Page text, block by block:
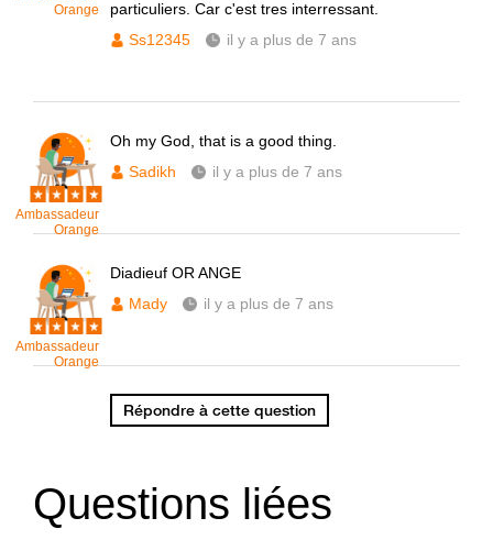
Orange
particuliers. Car c'est tres interressant.
Ss12345
il y a plus de 7 ans
Ambassadeur
Orange
Oh my God, that is a good thing.
Sadikh
il y a plus de 7 ans
Ambassadeur
Orange
Diadieuf OR ANGE
Mady
il y a plus de 7 ans
Répondre à cette question
Questions liées